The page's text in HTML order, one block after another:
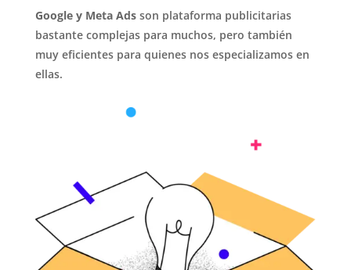
Google y Meta Adsson plataforma publicitarias
bastante complejas para muchos, pero también
muy eficientes para quienes nos especializamos en
ellas.